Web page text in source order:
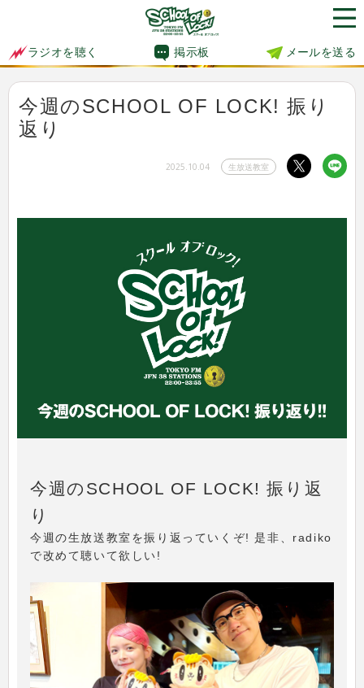
ラジオを聴く 掲示板 メールを送る
今週のSCHOOL OF LOCK! 振り
返り
2025.10.04 生放送教室
今週のSCHOOL OF LOCK! 振り返
り
今週の生放送教室を振り返っていくぞ! 是非、radiko
で改めて聴いて欲しい!